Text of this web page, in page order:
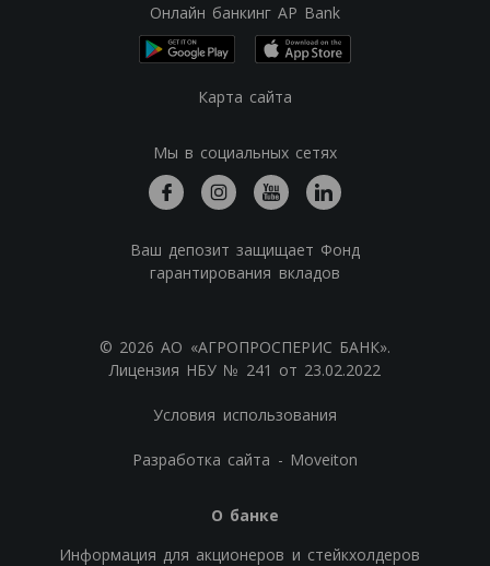
Онлайн банкинг AP Bank
Карта сайта
Мы в социальных сетях
Ваш депозит защищает Фонд
гарантирования вкладов
© 2026 АО «АГРОПРОСПЕРИС БАНК».
Лицензия НБУ № 241 от 23.02.2022
Условия использования
Разработка сайта - Moveiton
О банке
Информация для акционеров и стейкхолдеров